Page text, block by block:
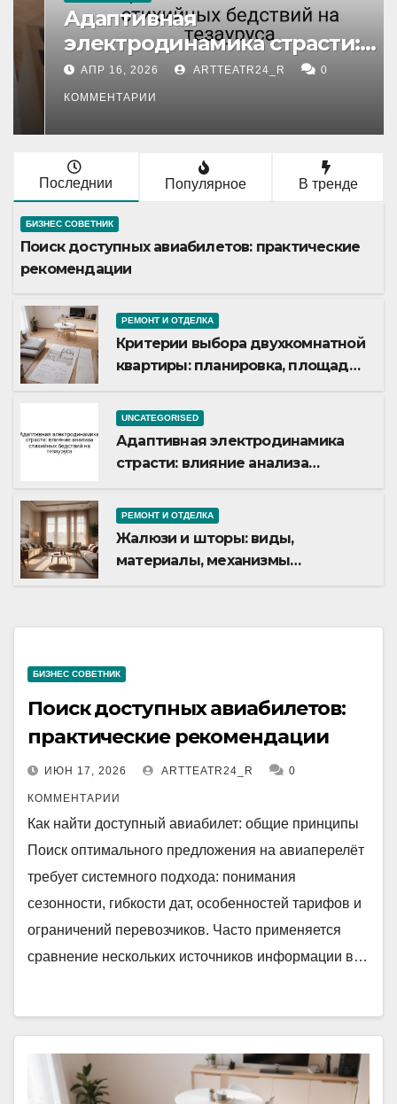
Адаптивная
электродинамика страсти:
влияние анализа стихийных
бедствий на тезауруса
АПР 16, 2026 ARTTEATR24_R
КОММЕНТАРИИ
Последнии Популярное В тренде
БИЗНЕС СОВЕТНИК
Поиск доступных авиабилетов: практические
рекомендации
РЕМОНТ И ОТДЕЛКА
Критерии выбора двухкомнатной
квартиры: планировка, площадь,
UNCATEGORISED
Адаптивная электродинамика
страсти: влияние анализа
РЕМОНТ И ОТДЕЛКА
Жалюзи и шторы: виды,
материалы, механизмы
БИЗНЕС СОВЕТНИК
Поиск доступных авиабилетов:
практические рекомендации
ИЮН 17, 2026 ARTTEATR24_R 0
КОММЕНТАРИИ
Как найти доступный авиабилет: общие принципы
Поиск оптимального предложения на авиаперелёт
требует системного подхода: понимания
сезонности, гибкости дат, особенностей тарифов и
ограничений перевозчиков. Часто применяется
сравнение нескольких источников информации в…